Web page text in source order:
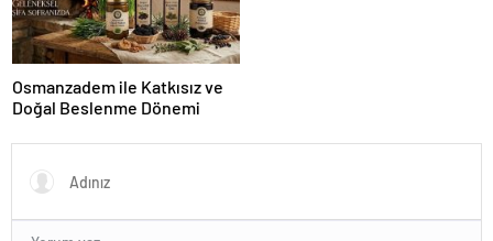
Osmanzadem ile Katkısız ve
Doğal Beslenme Dönemi